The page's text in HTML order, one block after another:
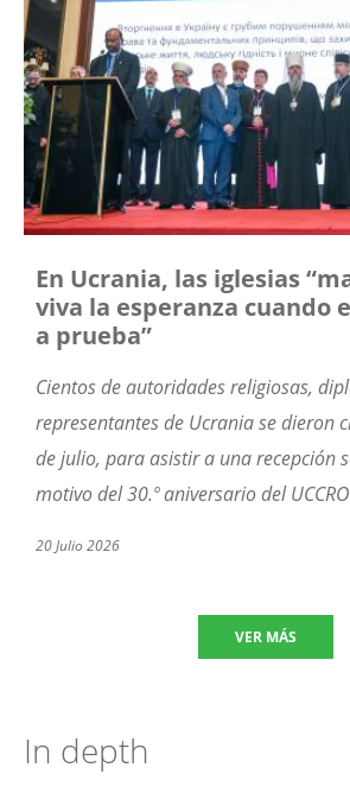
En Ucrania, las iglesias
viva la esperanza cuando
a prueba”
Cientos de autoridades religiosas,
representantes de Ucrania sedieron
de julio, para asistir a una recepción
motivo del 30.º aniversario delUCCRO
20 Julio 2026
VER MÁS
In depth